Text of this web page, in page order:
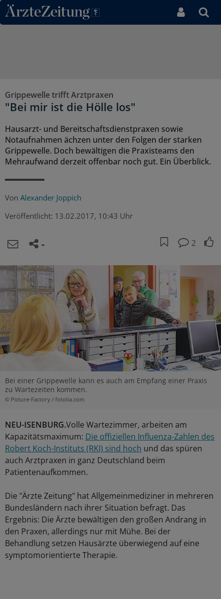
Direkt zum Inhaltsbereich
Grippewelle trifft Arztpraxen
"Bei mir ist die Hölle los"
Hausarzt- und Bereitschaftsdienstpraxen sowie
Notaufnahmen ächzen unter den Folgen der starken
Grippewelle. Doch bewältigen die Praxisteams den
Mehraufwand derzeit offenbar noch gut. Ein Überblick.
Von Alexander Joppich
Veröffentlicht: 13.02.2017, 10:43 Uhr
2
Bei einer Grippewelle kann es auch am Empfang einer Praxis
zu Wartezeiten kommen.
© Picture-Factory / fotolia.com
NEU-ISENBURG.Volle Wartezimmer, arbeiten am
Kapazitätsmaximum: Die offiziellen Influenza-Zahlen des
Robert Koch-Instituts (RKI) sind hoch und das spüren
auch Arztpraxen in ganz Deutschland beim
Patientenaufkommen.
Die "Ärzte Zeitung" hat Allgemeinmediziner in mehreren
Bundesländern nach ihrer Situation befragt. Das
Ergebnis: Die Ärzte bewältigen den großen Andrang in
den Praxen, allerdings nur mit Mühe. Bei der
Behandlung setzen Hausärzte überwiegend auf eine
symptomorientierte Therapie.